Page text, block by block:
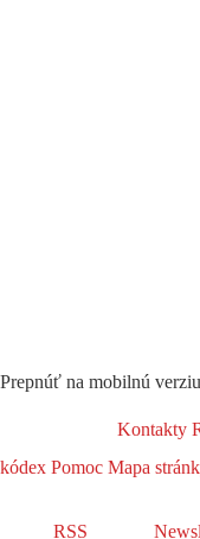
Prepnúť na mobilnú
Kontakty
kódex Pomoc Mapa
RSS